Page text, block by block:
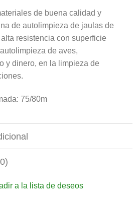
de buena calidad y
de autolimpieza de jaulas de
resistencia con superficie
de aves,
y dinero, en la limpieza de
75/80m
a la lista de deseos